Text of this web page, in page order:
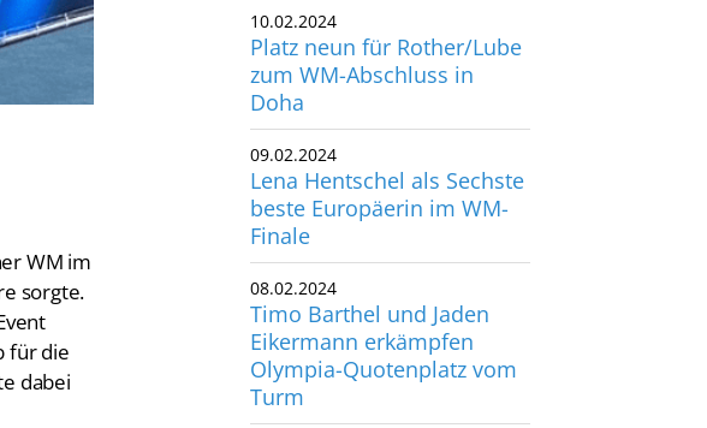
WM im
sorgte.
für die
dabei
10.02.2024
Platz neun für Rother/Lube
zum WM-Abschluss in
Doha
09.02.2024
Lena Hentschel als Sechste
beste Europäerin im WM-
Finale
08.02.2024
Timo Barthel und Jaden
Eikermann erkämpfen
Olympia-Quotenplatz vom
Turm
Fax: +49 561 94083-15
info@dsv.de